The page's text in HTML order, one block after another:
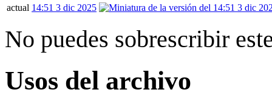
actual 14:51 3 dic 2025
No puedes sobrescribir
Usos del archivo